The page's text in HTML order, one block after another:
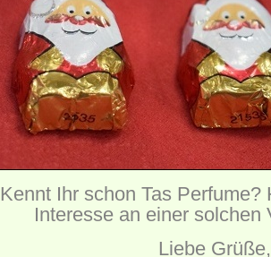
Kennt Ihr schon Tas Perfume?
Interesse an einer solchen
Liebe Grüße,